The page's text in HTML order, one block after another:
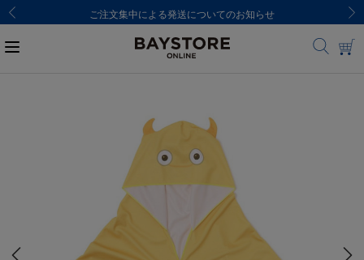
ご注文集中による発送についてのお知らせ